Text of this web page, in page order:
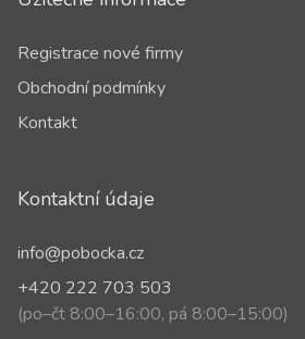
Registrace nové firmy
Obchodní podmínky
Kontakt
Kontaktní údaje
info@pobocka.cz
+420 222 703 503
(po–čt 8:00–16:00, pá 8:00–15:00)